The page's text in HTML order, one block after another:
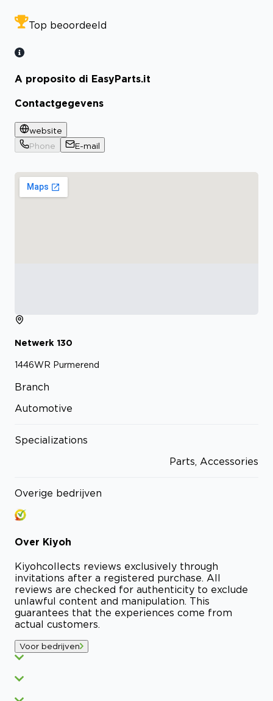
Top beoordeeld
A proposito di EasyParts.it
Contactgegevens
website
Phone
E-mail
Netwerk 130
1446WR Purmerend
Branch
Automotive
Specializations
Parts, Accessories
Overige bedrijven
Over Kiyoh
Kiyohcollects reviews exclusively through
invitations after a registered purchase. All
reviews are checked for authenticity to exclude
unlawful content and manipulation. This
guarantees that the experiences come from
actual customers.
Voor bedrijven